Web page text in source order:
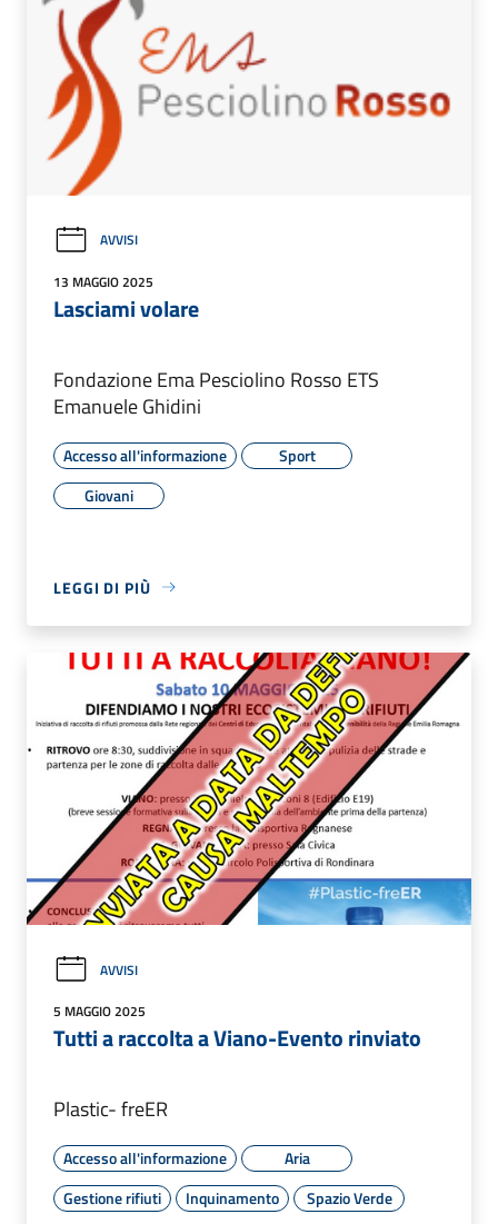
AVVISI
13 MAGGIO 2025
Lasciami volare
Fondazione Ema Pesciolino Rosso ETS
Emanuele Ghidini
Accesso all'informazione
Sport
Giovani
LEGGI DI PIÙ
AVVISI
5 MAGGIO 2025
Tutti a raccolta a Viano-Evento rinviato
Plastic- freER
Accesso all'informazione
Aria
Gestione rifiuti
Inquinamento
Spazio Verde